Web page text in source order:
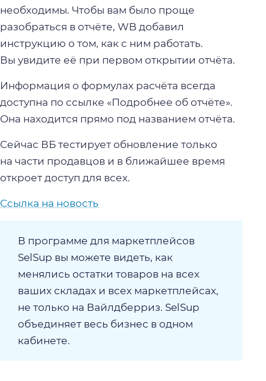
необходимы. Чтобы вам было проще
разобраться в отчёте, WB добавил
инструкцию о том, как с ним работать.
Вы увидите её при первом открытии отчёта.
Информация о формулах расчёта всегда
доступна по ссылке «Подробнее об отчёте».
Она находится прямо под названием отчёта.
Сейчас ВБ тестирует обновление только
на части продавцов и в ближайшее время
откроет доступ для всех.
Ссылка на новость
В программе для маркетплейсов
SelSup вы можете видеть, как
менялись остатки товаров на всех
ваших складах и всех маркетплейсах,
не только на Вайлдберриз. SelSup
объединяет весь бизнес в одном
кабинете.